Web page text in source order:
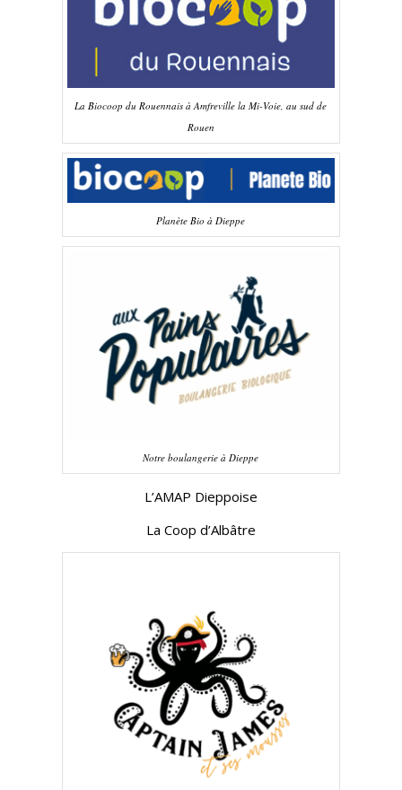
La Biocoop du Rouennais à Amfreville la Mi-Voie, au sud de
Rouen
Planète Bio à Dieppe
Notre boulangerie à Dieppe
L’AMAP Dieppoise
La Coop d’Albâtre